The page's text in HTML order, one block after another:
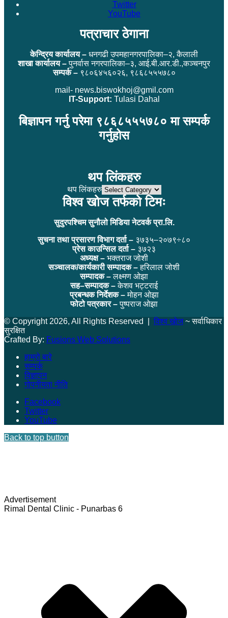
Twitter
YouTube
पत्राचार ठेगाना
केन्द्रिय कार्यालय – धनगढी उपमहानगरपालिका–२, कैलाली
शाखा कार्यालय –पुनर्वास नगरपालिका–३, आई.बी.आर.डी.,कञ्चनपुर
सम्पर्क –९८०६४५६०२६, ९८६८५५५७८०
mail- news.biswokhoj@gmil.com
IT-Support: Tulasi Dahal
बिज्ञापन गर्नु परेमा ९८६८५५५७८० मा सम्पर्क
गर्नुहोस
थप लिंकहरु
थप लिंकहरु
विश्व खोज तर्फको टिमः
सुदुरपश्चिम सुनौलो मिडिया नेटवर्क प्रा.लि.
सुचना तथा प्रसारण विभाग दर्ता – ३७३५–२०७९÷८०
प्रेस काउन्सिल दर्ता – ३७२३
अध्यक्ष – भक्तराज जोशी
सञ्चालक/कार्यकारी सम्पादक –हरिलाल जोशी
सम्पादक –लक्ष्मण ओझा
सह–सम्पादक –केशव भट्टराई
प्रबन्धक निर्देशक –मोहन ओझा
फोटो पत्रकार –पुष्पराज ओझा
© Copyright 2026, All Rights Reserved | विश्व खोज~ सर्वाधिकार
सुरक्षित
Crafted By: Fusions Web Solutions
हाम्रो बारे
सम्पर्क
विज्ञापन
गोपनीयता नीति
Facebook
Twitter
YouTube
Back to top button
Advertisement
Rimal Dental Clinic - Punarbas 6